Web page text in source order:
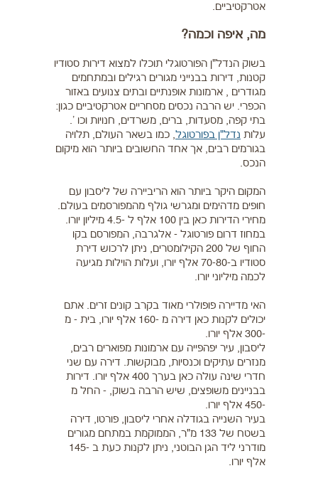
אטרקטיביים.
מה, איפה וכמה?
בשוק הנדל"ן הפורטוגלי תוכלו למצוא דירות סטודיו
קטנות, דירות בבנייני מגורים רגילים ובמתחמים
מגודרים , ארמונות אופנתיים ובתים צנועים באזור
הכפרי. יש הרבה נכסים מסחריים אטרקטיביים כגון:
בתי קפה, מסעדות, ברים, משרדים, חנויות וכו '.
עלות נדל"ן בפורטוגל, כמו בשאר העולם, תלויה
בגורמים רבים, אך אחד החשובים ביותר הוא מיקום
הנכס.
המקום היקר ביותר הוא הריביירה של ליסבון עם
חופים מדהימים ומגרשי גולף מהמפורסמים בעולם.
מחירי הדירות כאן בין 100 אלף ל -4.5 מיליון יורו.
במחוז דרום פורטוגל - אלגרבה, המפורסם בקו
החוף של 200 הקילומטרים, ניתן לרכוש דירת
סטודיו ב-70-80 אלף יורו, ועלות הוילות מגיעה
לכמה מיליוני יורו.
האי מדיירה פופולרי מאוד בקרב קונים זרים. אתם
יכולים לקנות כאן דירה מ -160 אלף יורו, בית - מ
-300 אלף יורו.
ליסבון, עיר יפהפייה עם ארמונות מפוארים רבים,
מנזרים עתיקים וכנסיות, מבוקשות. דירה עם שני
חדרי שינה עולה כאן בערך 400 אלף יורו. דירות
בבניינים משופצים, שיש הרבה בשוק, - החל מ
-450 אלף יורו.
בעיר השנייה בגודלה אחרי ליסבון, פורטו, דירה
בשטח של 133 מ"ר, הממוקמת במתחם מגורים
מודרני ליד הגן הבוטני, ניתן לקנות כעת ב -145
אלף יורו.